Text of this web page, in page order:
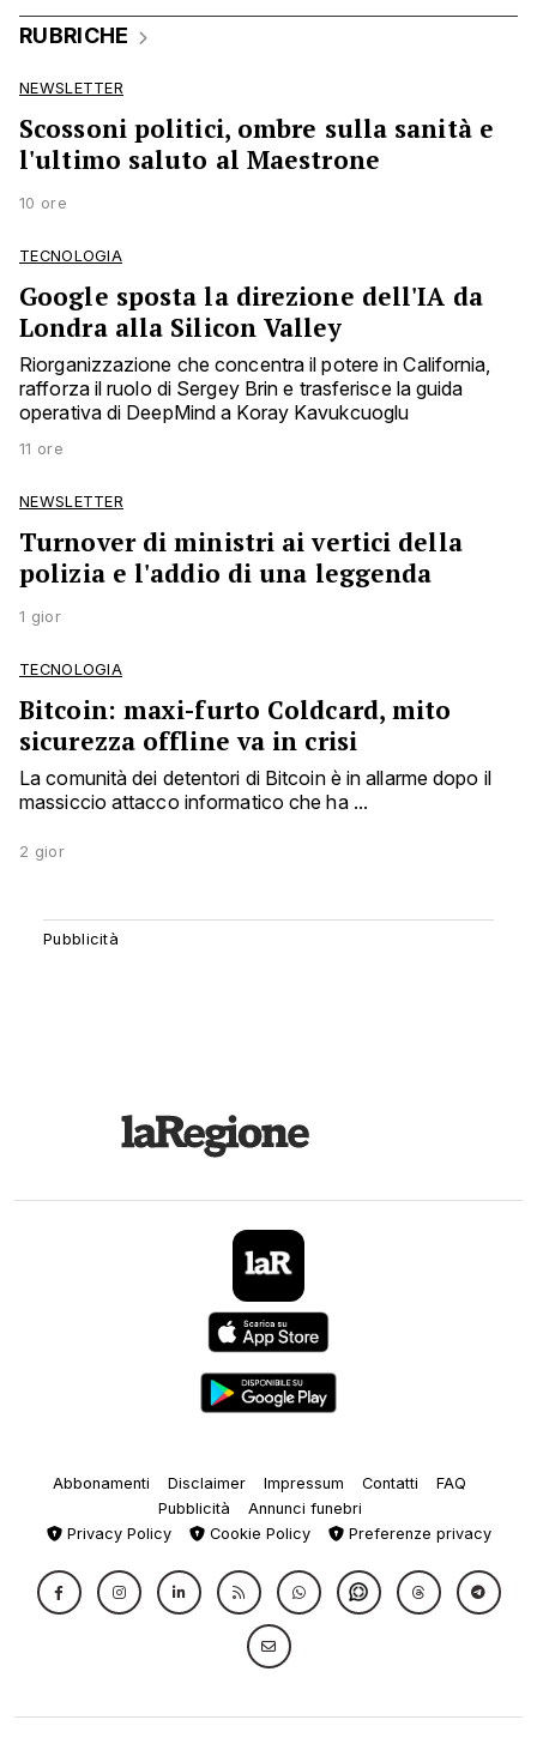
RUBRICHE
NEWSLETTER
Scossoni politici, ombre sulla sanità e
l'ultimo saluto al Maestrone
10 ore
TECNOLOGIA
Google sposta la direzione dell'IA da
Londra alla Silicon Valley
Riorganizzazione che concentra il potere in California,
rafforza il ruolo di Sergey Brin e trasferisce la guida
operativa di DeepMind a Koray Kavukcuoglu
11 ore
NEWSLETTER
Turnover di ministri ai vertici della
polizia e l'addio di una leggenda
1 gior
TECNOLOGIA
Bitcoin: maxi-furto Coldcard, mito
sicurezza offline va in crisi
La comunità dei detentori di Bitcoin è in allarme dopo il
massiccio attacco informatico che ha ...
2 gior
Abbonamenti Disclaimer Impressum Contatti
FAQ
Pubblicità
Annunci funebri
Privacy Policy
Cookie Policy Preferenze privacy